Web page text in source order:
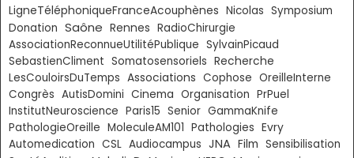
LigneTéléphoniqueFranceAcouphènes Nicolas Symposium
Donation Saône Rennes RadioChirurgie
AssociationReconnueUtilitéPublique SylvainPicaud
SebastienCliment Somatosensoriels Recherche
LesCouloirsDuTemps Associations Cophose OreilleInterne
Congrès AutisDomini Cinema Organisation PrPuel
InstitutNeuroscience Paris15 Senior GammaKnife
PathologieOreille MoleculeAM101 Pathologies Evry
Automedication CSL Audiocampus JNA Film Sensibilisation